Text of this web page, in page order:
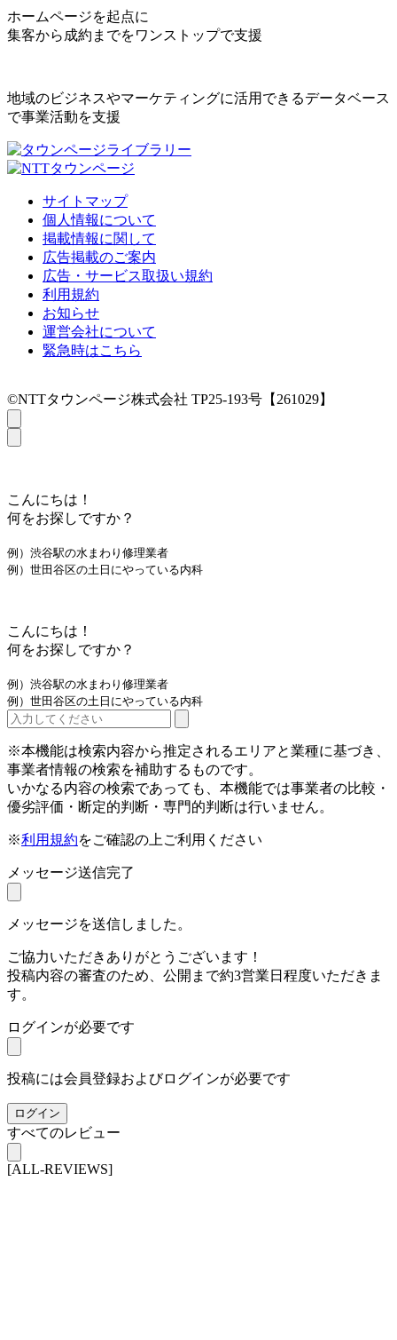
ホームページを起点に
集客から成約までをワンストップで支援
地域のビジネスやマーケティングに活用できるデータベース
で事業活動を支援
サイトマップ
個人情報について
掲載情報に関して
広告掲載のご案内
広告・サービス取扱い規約
利用規約
お知らせ
運営会社について
緊急時はこちら
©NTTタウンページ株式会社 TP25-193号【261029】
こんにちは！
何をお探しですか？
例）渋谷駅の水まわり修理業者
例）世田谷区の土日にやっている内科
こんにちは！
何をお探しですか？
例）渋谷駅の水まわり修理業者
例）世田谷区の土日にやっている内科
※本機能は検索内容から推定されるエリアと業種に基づき、
事業者情報の検索を補助するものです。
いかなる内容の検索であっても、本機能では事業者の比較・
優劣評価・断定的判断・専門的判断は行いません。
※利用規約をご確認の上ご利用ください
メッセージ送信完了
メッセージを送信しました。
ご協力いただきありがとうございます！
投稿内容の審査のため、公開まで約3営業日程度いただきま
す。
ログインが必要です
投稿には会員登録およびログインが必要です
ログイン
すべてのレビュー
[ALL-REVIEWS]